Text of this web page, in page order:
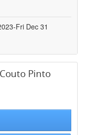
Fri Dec 31
Pinto